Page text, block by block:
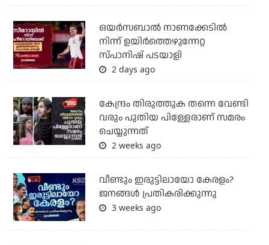
ഒയര്‍സബാൽ നാണക്കേടിൽ
നിന്ന് ഉയിർത്തെഴുന്നേറ്റ
സ്പാനിഷ് പടയാളി
2 days ago
കേന്ദ്രം തിരുത്തുക തന്നെ വേണ്ടി
വരും പുതിയ പിള്ളേരാണ് സമരം
ചെയ്യുന്നത്
2 weeks ago
വീണ്ടും ഇരുട്ടിലായോ കേരളം?
ജനങ്ങൾ പ്രതികരിക്കുന്നു
3 weeks ago